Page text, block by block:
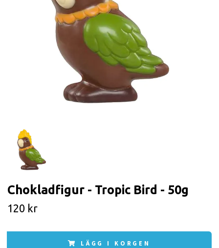
Chokladfigur - Tropic Bird - 50g
120 kr
LÄGG I KORGEN